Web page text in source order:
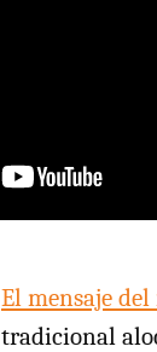
El mensaje
tradicional